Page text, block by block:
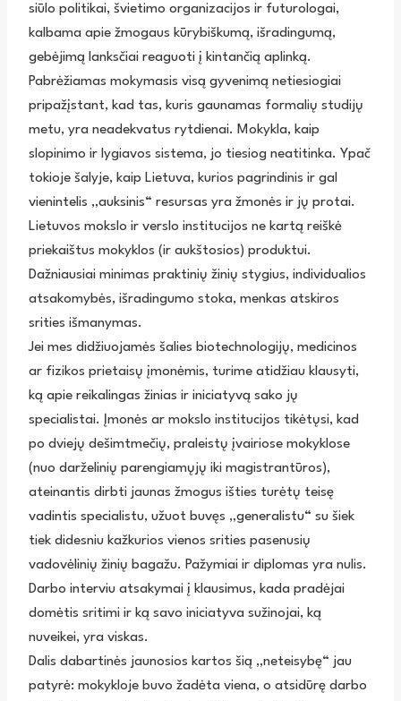
siūlo politikai, švietimo organizacijos ir futurologai,
kalbama apie žmogaus kūrybiškumą, išradingumą,
gebėjimą lanksčiai reaguoti į kintančią aplinką.
Pabrėžiamas mokymasis visą gyvenimą netiesiogiai
pripažįstant, kad tas, kuris gaunamas formalių studijų
metu, yra neadekvatus rytdienai. Mokykla, kaip
slopinimo ir lygiavos sistema, jo tiesiog neatitinka. Ypač
tokioje šalyje, kaip Lietuva, kurios pagrindinis ir gal
vienintelis „auksinis“ resursas yra žmonės ir jų protai.
Lietuvos mokslo ir verslo institucijos ne kartą reiškė
priekaištus mokyklos (ir aukštosios) produktui.
Dažniausiai minimas praktinių žinių stygius, individualios
atsakomybės, išradingumo stoka, menkas atskiros
srities išmanymas.
Jei mes didžiuojamės šalies biotechnologijų, medicinos
ar fizikos prietaisų įmonėmis, turime atidžiau klausyti,
ką apie reikalingas žinias ir iniciatyvą sako jų
specialistai. Įmonės ar mokslo institucijos tikėtųsi, kad
po dviejų dešimtmečių, praleistų įvairiose mokyklose
(nuo darželinių parengiamųjų iki magistrantūros),
ateinantis dirbti jaunas žmogus išties turėtų teisę
vadintis specialistu, užuot buvęs „generalistu“ su šiek
tiek didesniu kažkurios vienos srities pasenusių
vadovėlinių žinių bagažu. Pažymiai ir diplomas yra nulis.
Darbo interviu atsakymai į klausimus, kada pradėjai
domėtis sritimi ir ką savo iniciatyva sužinojai, ką
nuveikei, yra viskas.
Dalis dabartinės jaunosios kartos šią „neteisybę“ jau
patyrė: mokykloje buvo žadėta viena, o atsidūrę darbo